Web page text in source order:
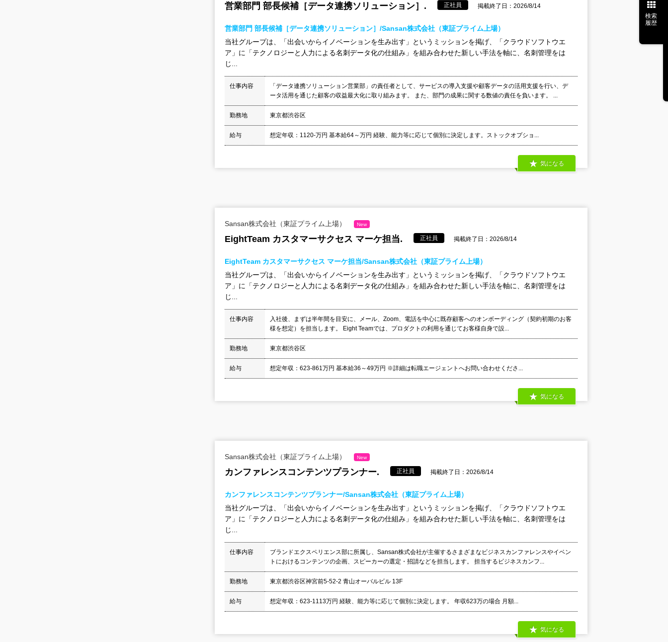
営業部門 部長候補［データ連携ソリューション］. 正社員 掲載終了日：2026/8/14
営業部門 部長候補［データ連携ソリューション］/Sansan株式会社（東証プライム上場）
当社グループは、「出会いからイノベーションを生み出す」というミッションを掲げ、「クラウドソフトウエ
ア」に「テクノロジーと人力による名刺データ化の仕組み」を組み合わせた新しい手法を軸に、名刺管理をは
じ...
仕事内容
「データ連携ソリューション営業部」の責任者として、サービスの導入支援や顧客データの活用支援を行い、デ
ータ活用を通じた顧客の収益最大化に取り組みます。 また、部門の成果に関する数値の責任を負います。 ...
勤務地 東京都渋谷区
給与 想定年収：1120-万円 基本給64～万円 経験、能力等に応じて個別に決定します。ストックオプショ...
気になる
Sansan株式会社（東証プライム上場） New
EightTeam カスタマーサクセス マーケ担当. 正社員 掲載終了日：2026/8/14
EightTeam カスタマーサクセス マーケ担当/Sansan株式会社（東証プライム上場）
当社グループは、「出会いからイノベーションを生み出す」というミッションを掲げ、「クラウドソフトウエ
ア」に「テクノロジーと人力による名刺データ化の仕組み」を組み合わせた新しい手法を軸に、名刺管理をは
じ...
仕事内容
入社後、まずは半年間を目安に、メール、Zoom、電話を中心に既存顧客へのオンボーディング（契約初期のお客
様を想定）を担当します。 Eight Teamでは、プロダクトの利用を通じてお客様自身で設...
勤務地 東京都渋谷区
給与 想定年収：623-861万円 基本給36～49万円 ※詳細は転職エージェントへお問い合わせくださ...
気になる
Sansan株式会社（東証プライム上場） New
カンファレンスコンテンツプランナー. 正社員 掲載終了日：2026/8/14
カンファレンスコンテンツプランナー/Sansan株式会社（東証プライム上場）
当社グループは、「出会いからイノベーションを生み出す」というミッションを掲げ、「クラウドソフトウエ
ア」に「テクノロジーと人力による名刺データ化の仕組み」を組み合わせた新しい手法を軸に、名刺管理をは
じ...
仕事内容
ブランドエクスペリエンス部に所属し、Sansan株式会社が主催するさまざまなビジネスカンファレンスやイベン
トにおけるコンテンツの企画、スピーカーの選定・招請などを担当します。 担当するビジネスカンフ...
勤務地 東京都渋谷区神宮前5-52-2 青山オーバルビル 13F
給与 想定年収：623-1113万円 経験、能力等に応じて個別に決定します。 年収623万の場合 月額...
気になる
検索
履歴